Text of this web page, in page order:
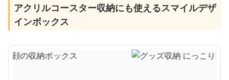
アクリルコースター収納にも使えるスマイルデザ
インボックス